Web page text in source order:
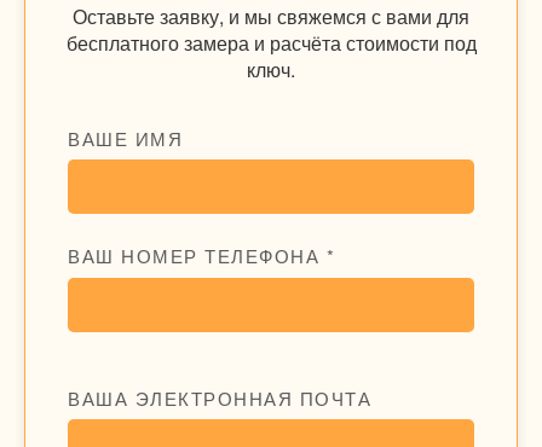
Оставьте заявку, и мы свяжемся с вами для
бесплатного замера и расчёта стоимости под
ключ.
ВАШЕ ИМЯ
ВАШ НОМЕР ТЕЛЕФОНА *
ВАША ЭЛЕКТРОННАЯ ПОЧТА